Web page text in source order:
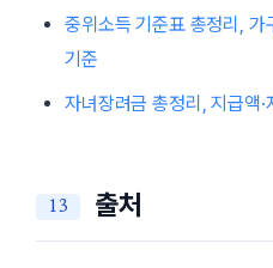
중위소득 기준표 총정리, 가
기준
자녀장려금 총정리, 지급액·
출처